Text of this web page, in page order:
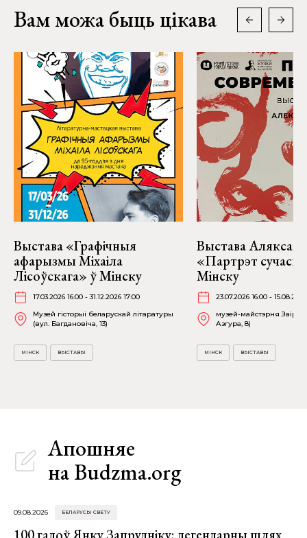
Вам можа быць цікава
Выстава «Графічныя
афарызмы Міхаіла
Лісоўскага» ў Мінску
17.03.2026 16:00 - 31.12.2026 17:00
Музей гісторыі беларускай літаратуры
(вул. Багдановіча, 13)
МІНСК ВЫСТАВЫ
Выстава
«Партрэт
Мінску
23.07.2026 16:00 -
музей-майстэрня Заіра
Азгура, 8)
МІНСК ВЫСТАВЫ
Апошняе
на Budzma.org
09.08.2026 БЕЛАРУСЫ СВЕТУ